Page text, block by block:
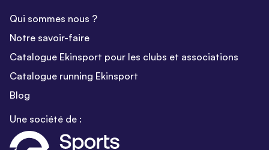
Qui sommes nous ?
Notre savoir-faire
Catalogue Ekinsport pour les clubs et associations
Catalogue running Ekinsport
Blog
Une société de :